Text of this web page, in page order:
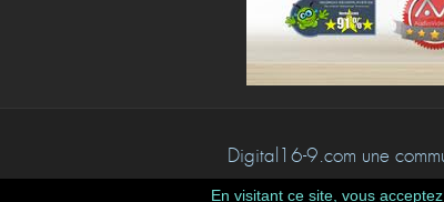
Digital16-9.com une
En visitant ce site, vous